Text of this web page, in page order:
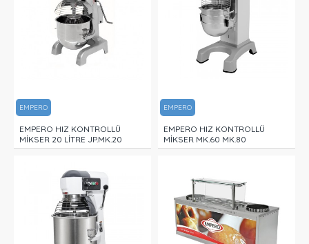
EMPERO
EMPERO HIZ KONTROLLÜ
MİKSER 20 LİTRE JP.MK.20
EMPERO
EMPERO HIZ KONTROLLÜ
MİKSER MK.60 MK.80